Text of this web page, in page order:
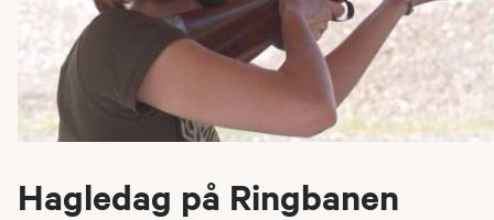
Hagledag på Ringbanen